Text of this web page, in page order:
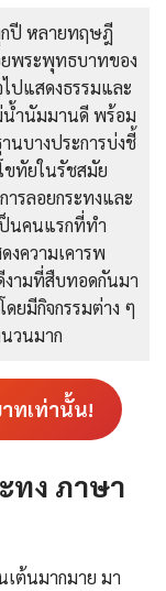
กปี หลายทฤษฎี
ยพระพุทธบาทของ
ปแสดงธรรมและ
ำนัมมานดี พร้อม
บางประการบ่งชี้
ขทัยในรัชสมัย
รลอยกระทงและ
ป็นคนแรกที่ทํา
งความเคารพ
ามที่สืบทอดกันมา
ยมีกิจกรรมต่าง ๆ
วนมาก
ทเท่านั้น!
ทง ภาษา
เต้นมากมาย มา